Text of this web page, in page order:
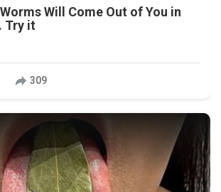
Will Come Out of You in
Try it
309